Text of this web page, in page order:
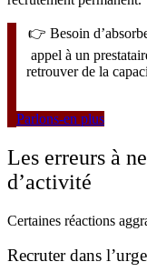
👉 Besoin
appel à un
retrouver de la
Parlons-en plus
Les erreurs à
d’activité
Certaines réactions
Recruter dans